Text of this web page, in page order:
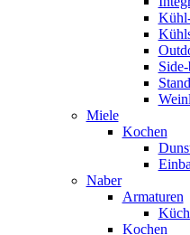
Miele
Kochen
Naber
Armaturen
Kochen